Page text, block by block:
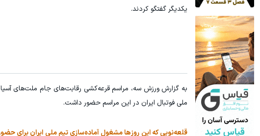
یکدیگر گفتگو کردند.
به گزارش ورزش سه، مراسم قرعه‌کشی رقابت‌های جام ملت‌های آسیا ۲۰۲۷ امشب به میزبانی عربستان برگزار شد و
ملی فوتبال ایران در این مراسم حضور داشت.